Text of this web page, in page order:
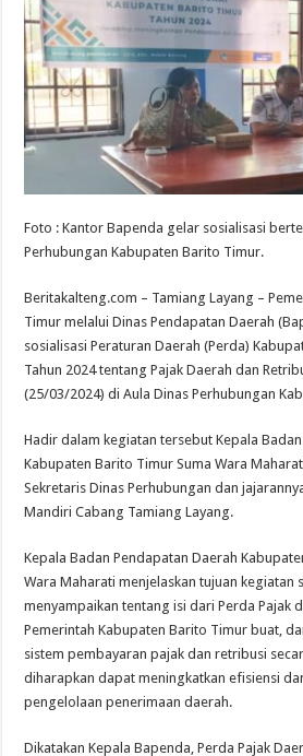
Foto : Kantor Bapenda gelar sosialisasi
Perhubungan Kabupaten Barito Timur.
Beritakalteng.com – Tamiang Layang –
Timur melalui Dinas Pendapatan Daerah
sosialisasi Peraturan Daerah (Perda)
Tahun 2024 tentang Pajak Daerah dan
(25/03/2024) di Aula Dinas Perhubungan
Hadir dalam kegiatan tersebut Kepala
Kabupaten Barito Timur Suma Wara
Sekretaris Dinas Perhubungan dan
Mandiri Cabang Tamiang Layang.
Kepala Badan Pendapatan Daerah
Wara Maharati menjelaskan tujuan kegiatan
menyampaikan tentang isi dari Perda Pajak
Pemerintah Kabupaten Barito Timur buat,
sistem pembayaran pajak dan retribusi
diharapkan dapat meningkatkan efisiensi
pengelolaan penerimaan daerah.
Dikatakan Kepala Bapenda, Perda Pajak